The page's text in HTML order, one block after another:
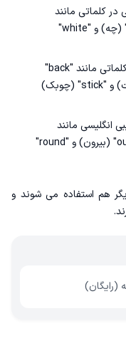
کلماتی مانند
"when" (کی)، "where" (کجا)، "what" (چه) و "white"
" (صدای "ک"): این حرف ترکیبی در کلماتی مانند "back"
(پشت)، "black" (سیاه)، "clock" (ساعت) و "stick" (چوبک)
انگلیسی مانند
"house" (خانه)، "mouse" (موش)، "out" (بیرون) و "round"
هم استفاده می شوند و
(رایگان)